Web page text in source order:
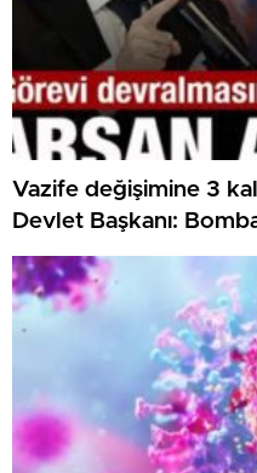
Vazife değişimine 3
Devlet Başkanı: